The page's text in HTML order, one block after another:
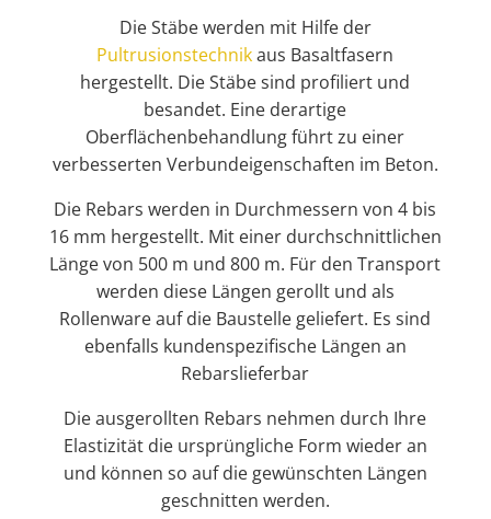
Die Stäbe werden mit Hilfe der
Pultrusionstechnikaus Basaltfasern
hergestellt. Die Stäbe sind profiliert und
besandet. Eine derartige
Oberflächenbehandlung führt zu einer
verbesserten Verbundeigenschaften im Beton.
Die Rebars werden in Durchmessern von 4 bis
16 mm hergestellt. Mit einer durchschnittlichen
Länge von 500 m und 800 m. Für den Transport
werden diese Längen gerollt und als
Rollenware auf die Baustelle geliefert. Es sind
ebenfalls kundenspezifische Längen an
Rebarslieferbar
Die ausgerollten Rebars nehmen durch Ihre
Elastizität die ursprüngliche Form wieder an
und können so auf die gewünschten Längen
geschnitten werden.